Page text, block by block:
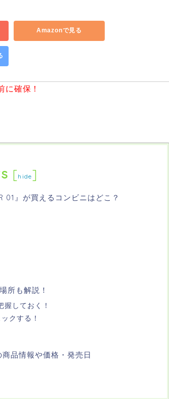
Amazonで見る
確保！
[hide]
01』が買えるコンビニはどこ？
所も解説！
握しておく！
クする！
品情報や価格・発売日